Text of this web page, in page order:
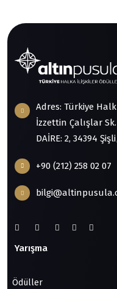
Adres: Türkiye
İzzettin Çalışlar
DAİRE: 2, 34394
+90 (212) 258 02 07
Yarışma
Ödüller